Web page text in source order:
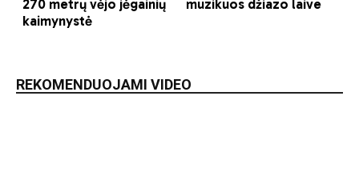
REKOMENDUOJAMI VIDEO